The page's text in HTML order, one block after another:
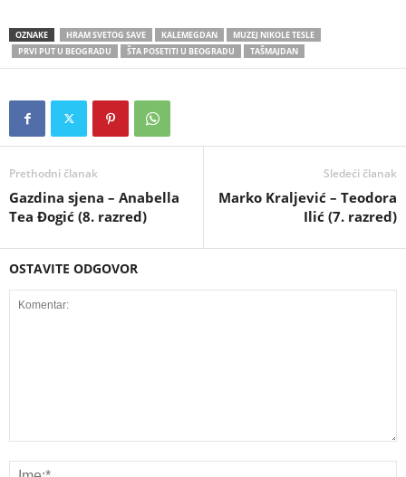
OZNAKE HRAM SVETOG SAVE KALEMEGDAN
MUZEJ NIKOLE TESLE
PRVI PUT U BEOGRADU
ŠTA POSETITI U BEOGRADU TAŠMAJDAN
Prethodni članak
Gazdina sjena – Anabella
Tea Đogić (8. razred)
Sledeći članak
Marko Kralјević – Teodora
Ilić (7. razred)
OSTAVITE ODGOVOR